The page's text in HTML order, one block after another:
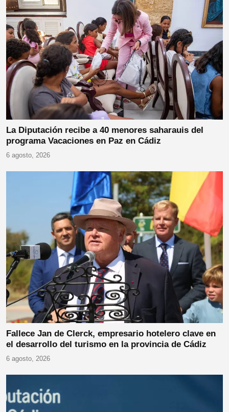
La Diputación recibe a 40 menores saharauis del
programa Vacaciones en Paz en Cádiz
6 agosto, 2026
Fallece Jan de Clerck, empresario hotelero clave en
el desarrollo del turismo en la provincia de Cádiz
6 agosto, 2026